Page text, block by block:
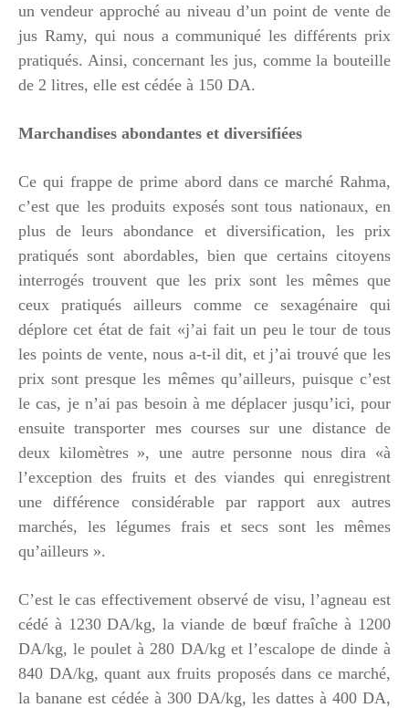
un vendeur approché au niveau d’un point de vente de
jus Ramy, qui nous a communiqué les différents prix
pratiqués. Ainsi, concernant les jus, comme la bouteille
de 2 litres, elle est cédée à 150 DA.
Marchandises abondantes et diversifiées
Ce qui frappe de prime abord dans ce marché Rahma,
c’est que les produits exposés sont tous nationaux, en
plus de leurs abondance et diversification, les prix
pratiqués sont abordables, bien que certains citoyens
interrogés trouvent que les prix sont les mêmes que
ceux pratiqués ailleurs comme ce sexagénaire qui
déplore cet état de fait «j’ai fait un peu le tour de tous
les points de vente, nous a-t-il dit, et j’ai trouvé que les
prix sont presque les mêmes qu’ailleurs, puisque c’est
le cas, je n’ai pas besoin à me déplacer jusqu’ici, pour
ensuite transporter mes courses sur une distance de
deux kilomètres », une autre personne nous dira «à
l’exception des fruits et des viandes qui enregistrent
une différence considérable par rapport aux autres
marchés, les légumes frais et secs sont les mêmes
qu’ailleurs ».
C’est le cas effectivement observé de visu, l’agneau est
cédé à 1230 DA/kg, la viande de bœuf fraîche à 1200
DA/kg, le poulet à 280 DA/kg et l’escalope de dinde à
840 DA/kg, quant aux fruits proposés dans ce marché,
la banane est cédée à 300 DA/kg, les dattes à 400 DA,